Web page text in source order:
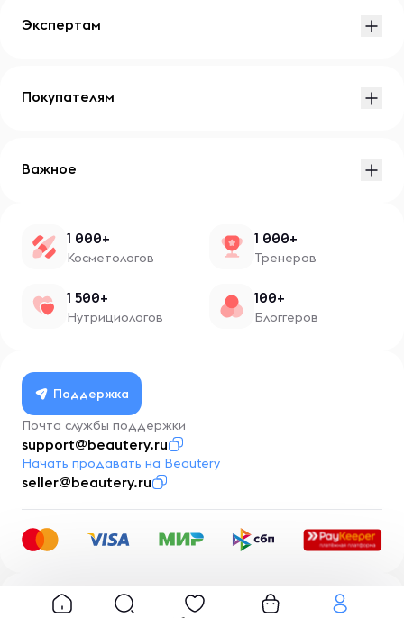
Экспертам
Покупателям
Важное
1 000+
Косметологов
1 000+
Тренеров
1 500+
Нутрициологов
100+
Блоггеров
Поддержка
Почта службы поддержки
support@beautery.ru
Начать продавать на Beautery
seller@beautery.ru
Разработка BusinessMentor.ru